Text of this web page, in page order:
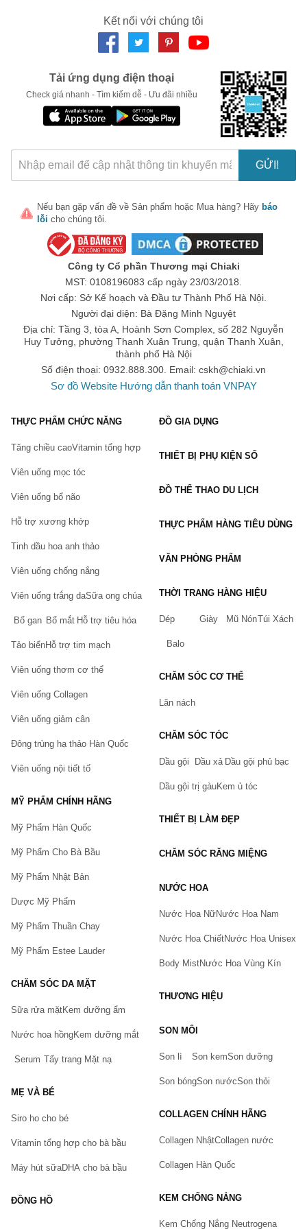
Thiếu số lượng hoặc không đủ bộ theo đơn hàng đã
Những trường hợp không được chấp nhận:
Quá 03 ngày kể từ lúc nhận hàng.
Trả hàng không đúng mẫu mã, không phải sản phẩm
thuộc thương hiệu của chúng tôi.
Đặt nhầm sản phẩm, không đúng loại, không vừa ý
hoặc không hợp.
Chúng tôi luôn tận tâm mang đến những sản phẩm chất lượng
bạn!
Kết nối với chúng tôi
Tải ứng dụng điện thoại
Check giá nhanh - Tìm kiếm dễ - Ưu đãi nhiều
GỬI!
Nếu bạn gặp vấn đề về Sản phẩm hoặc Mua hàng? Hãy báo
lỗi cho chúng tôi.
Bạn gặp vấn đề về sản phẩm hay mua hàng?
Hãy báo lỗi cho chúng tôi. Hoặc gọi cho chúng tôi qua số
Công ty Cổ phần Thương mại Chiaki
MST: 0108196083 cấp ngày 23/03/2018.
Nơi cấp: Sở Kế hoạch và Đầu tư Thành Phố Hà Nội.
Người đại diện: Bà Đặng Minh Nguyệt
Địa chỉ: Tầng 3, tòa A, Hoành Sơn Complex, số 282 Nguyễn
Huy Tưởng, phường Thanh Xuân Trung, quận Thanh Xuân,
thành phố Hà Nội
Số điện thoại: 0932.888.300. Email: cskh@chiaki.vn
Sơ đồ Website Hướng dẫn thanh toán VNPAY
THỰC PHẨM CHỨC NĂNG
Tăng chiều caoVitamin tổng hợp
Viên uống mọc tóc
Viên uống bổ não
Hỗ trợ xương khớp
Tinh dầu hoa anh thảo
Viên uống chống nắng
Viên uống trắng daSữa ong chúa
Bổ gan Bổ mắt Hỗ trợ tiêu hóa
Tảo biểnHỗ trợ tim mạch
Viên uống thơm cơ thể
Viên uống Collagen
Viên uống giảm cân
Đông trùng hạ thảo Hàn Quốc
Viên uống nội tiết tố
MỸ PHẨM CHÍNH HÃNG
Mỹ Phẩm Hàn Quốc
Mỹ Phẩm Cho Bà Bầu
Mỹ Phẩm Nhật Bản
Dược Mỹ Phẩm
Mỹ Phẩm Thuần Chay
Mỹ Phẩm Estee Lauder
CHĂM SÓC DA MẶT
Sữa rửa mặtKem dưỡng ẩm
Nước hoa hồngKem dưỡng mắt
Serum Tẩy trang Mặt nạ
MẸ VÀ BÉ
Siro ho cho bé
Vitamin tổng hợp cho bà bầu
Máy hút sữaDHA cho bà bầu
ĐỒNG HỒ
ĐỒ GIA DỤNG
THIẾT BỊ PHỤ KIỆN SỐ
ĐỒ THỂ THAO DU LỊCH
THỰC PHẨM HÀNG TIÊU DÙNG
VĂN PHÒNG PHẨM
THỜI TRANG HÀNG HIỆU
Dép Giày Mũ NónTúi Xách
Balo
CHĂM SÓC CƠ THỂ
Lăn nách
CHĂM SÓC TÓC
Dầu gội Dầu xả Dầu gội phủ bạc
Dầu gội trị gàuKem ủ tóc
THIẾT BỊ LÀM ĐẸP
CHĂM SÓC RĂNG MIỆNG
NƯỚC HOA
Nước Hoa NữNước Hoa Nam
Nước Hoa ChiếtNước Hoa Unisex
Body MistNước Hoa Vùng Kín
THƯƠNG HIỆU
SON MÔI
Son lì Son kemSon dưỡng
Son bóngSon nướcSon thỏi
COLLAGEN CHÍNH HÃNG
Collagen NhậtCollagen nước
Collagen Hàn Quốc
KEM CHỐNG NẮNG
Kem Chống Nắng Neutrogena
LẤY MÃ NGAY